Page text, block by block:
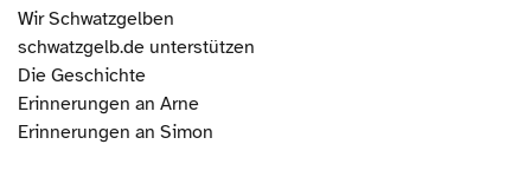
Wir Schwatzgelben
schwatzgelb.de unterstützen
Die Geschichte
Erinnerungen an Arne
Erinnerungen an Simon